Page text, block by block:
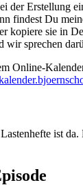
der Erstellung
findest Du
kopiere sie in
wir sprechen
Online-
ist da.